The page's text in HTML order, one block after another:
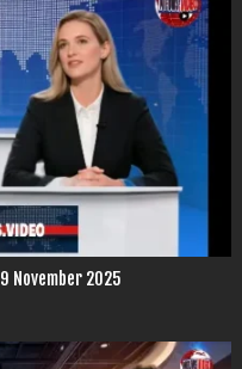
November 2025